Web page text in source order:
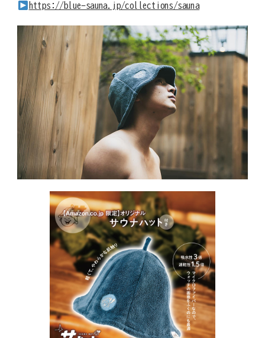
https://blue-sauna.jp/collections/sauna